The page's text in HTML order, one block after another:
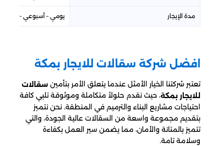
مدة الإيجار يومي – أسبوعي – شهري
افضل شركة سقالات للايجار​ بمكة
تعتبر شركتنا الخيار الأمثل عندما يتعلق الأمر بتأمين سقالات
للايجار بمكة، حيث نقدم حلولاً متكاملة وموثوقة تلبي كافة
احتياجات مشاريع البناء والترميم في المنطقة. نحن نتمبز
بتقديم مجموعة واسعة من السقالات عالية الجودة، والتي
تتميز بالمتانة والأمان، مما يضمن سير العمل بكفاءة
وسلامة تامة.